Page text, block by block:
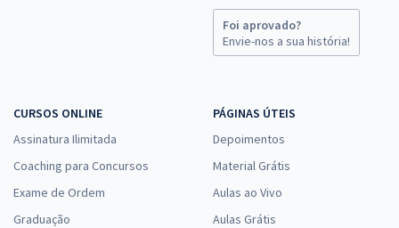
Foi aprovado?
Envie-nos a sua história!
CURSOS ONLINE
Assinatura Ilimitada
Coaching para Concursos
Exame de Ordem
Graduação
PÁGINAS ÚTEIS
Depoimentos
Material Grátis
Aulas ao Vivo
Aulas Grátis